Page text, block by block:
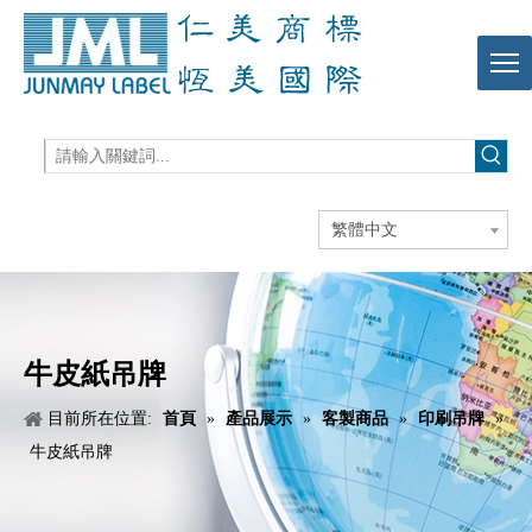
繁體中文
牛皮紙吊牌
目前所在位置: 首頁 » 產品展示 » 客製商品 » 印刷吊牌 »
牛皮紙吊牌